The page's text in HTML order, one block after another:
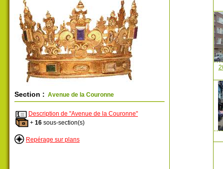
Section : Avenue de la Couronne
Description de "Avenue de la Couronne"
+ 16 sous-section(s)
Repérage sur plans